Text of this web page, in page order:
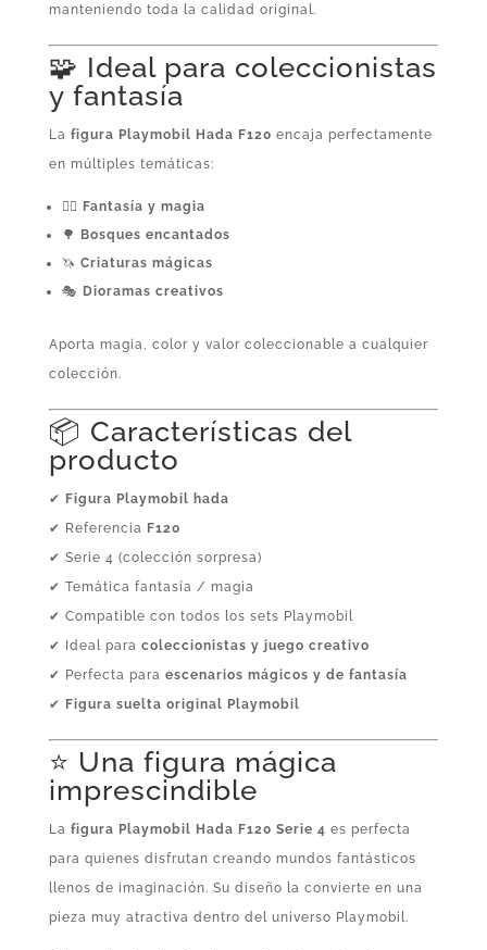
manteniendo toda la calidad original.
🧩 Ideal para coleccionistas
y fantasía
La figura Playmobil Hada F120 encaja perfectamente
en múltiples temáticas:
🧚‍♀️ Fantasía y magia
🌳 Bosques encantados
🦄 Criaturas mágicas
🎭 Dioramas creativos
Aporta magia, color y valor coleccionable a cualquier
colección.
📦 Características del
producto
✔ Figura Playmobil hada
✔ Referencia F120
✔ Serie 4 (colección sorpresa)
✔ Temática fantasía / magia
✔ Compatible con todos los sets Playmobil
✔ Ideal para coleccionistas y juego creativo
✔ Perfecta para escenarios mágicos y de fantasía
✔ Figura suelta original Playmobil
⭐ Una figura mágica
imprescindible
La figura Playmobil Hada F120 Serie 4 es perfecta
para quienes disfrutan creando mundos fantásticos
llenos de imaginación. Su diseño la convierte en una
pieza muy atractiva dentro del universo Playmobil.